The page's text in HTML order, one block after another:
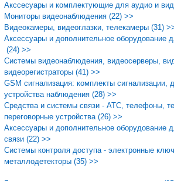
Акссесуары и комплектующие для аудио и
Мониторы видеонаблюдения (22) >>
Видеокамеры, видеоглазки, телекамеры (31)
Аксессуары и дополнительное оборудование
(24) >>
Системы видеонаблюдения, видеосерверы,
видеорегистраторы (41) >>
GSM сигнализация: комплекты сигнализации,
устройства наблюдения (28) >>
Средства и системы связи - АТС, телефоны,
переговорные устройства (26) >>
Аксессуары и дополнительное оборудование
связи (22) >>
Cистемы контроля доступа - электронные
металлодетекторы (35) >>